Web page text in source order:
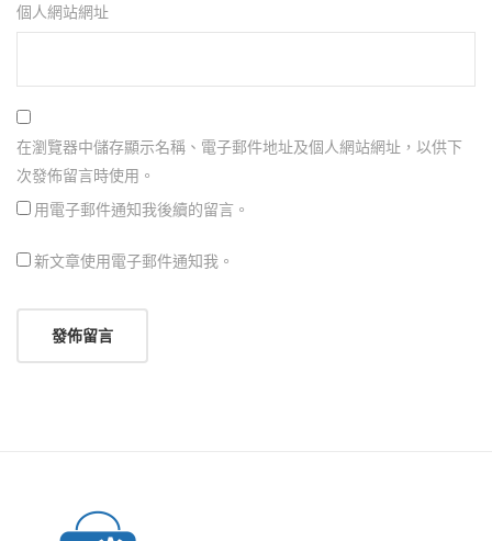
個人網站網址
在瀏覽器中儲存顯示名稱、電子郵件地址及個人網站網址，以供下
次發佈留言時使用。
用電子郵件通知我後續的留言。
新文章使用電子郵件通知我。